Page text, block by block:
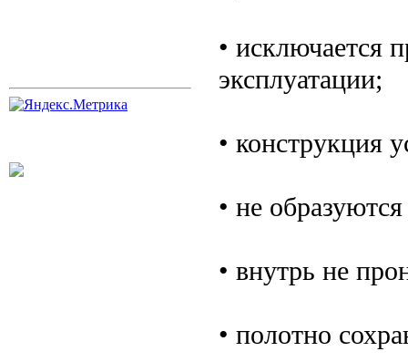
• исключается
эксплуатации;
• конструкция
• не
• внутрь не
• полотно